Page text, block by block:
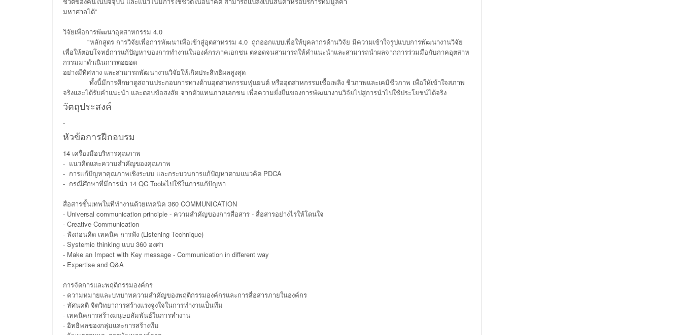
มหาศาลได้”
วิจัยเพื่อการพัฒนาอุตสาหกรรม 4.0
"หลักสูตร การวิจัยเพื่อการพัฒนาเพื่อเข้าสู่อุตสาหรรม 4.0 ถูกออกแบบเพื่อให้บุคลากรด้านวิจัย มีความเข้าใจรูปแบบการพัฒนางานวิจัย
เพื่อให้ตอบโจทย์การแก้ปัญหาของการทำงานในองค์กรภาคเอกชน ตลอดจนสามารถให้คำแนะนำและสามารถนำผลจากการร่วมมือกับภาคอุตสาห
กรรมมาดําเนินการต่อยอด
อย่างมีทิศทาง และสามารถพัฒนางานวิจัยให้เกิดประสิทธิผลสูงสุด
ทั้งนี้มีการศึกษาดูสถานประกอบการทางด้านอุตสาหกรรมหุ่นยนต์ หรืออุตสาหกรรมเชื้อเพลิง ชีวภาพและเคมีชีวภาพ เพื่อให้เข้าใจสภาพ
จริงและได้รับคำแนะนำ และตอบข้อสงสัย จากตัวแทนภาคเอกชน เพื่อความยั่งยืนของการพัฒนางานวิจัยไปสู่การนำไปใช้ประโยชน์ได้จริง
วัตถุประสงค์
-
หัวข้อการฝีกอบรม
14 เครื่องมือบริหารคุณภาพ
- แนวคิดและความสำคัญของคุณภาพ
- การแก้ปัญหาคุณภาพเชิงระบบ และกระบวนการแก้ปัญหาตามแนวคิด PDCA
- กรณีศึกษาที่มีการนำ 14 QC Toolsไปใช้ในการแก้ปัญหา
สื่อสารขั้นเทพในที่ทำงานด้วยเทคนิค 360 COMMUNICATION
- Universal communication principle - ความสำคัญของการสื่อสาร - สื่อสารอย่างไรให้โดนใจ
- Creative Communication
- ฟังก่อนคิด เทคนิค การฟัง (Listening Technique)
- Systemic thinking แบบ 360 องศา
- Make an Impact with Key message - Communication in different way
- Expertise and Q&A
การจัดการและพฤติกรรมองค์กร
- ความหมายและบทบาทความสำคัญของพฤติกรรมองค์กรและการสื่อสารภายในองค์กร
- ทัศนคติ จิตวิทยาการสร้างแรงจูงใจในการทำงานเป็นทีม
- เทคนิคการสร้างมนุษยสัมพันธ์ในการทำงาน
- อิทธิพลของกลุ่มและการสร้างทีม